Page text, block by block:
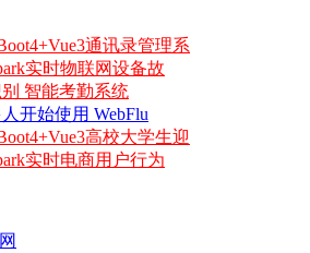
通讯录管理系
实时物联网设备故
别 智能考勤系统
开始使用 WebFlu
高校大学生迎
实时电商用户行为